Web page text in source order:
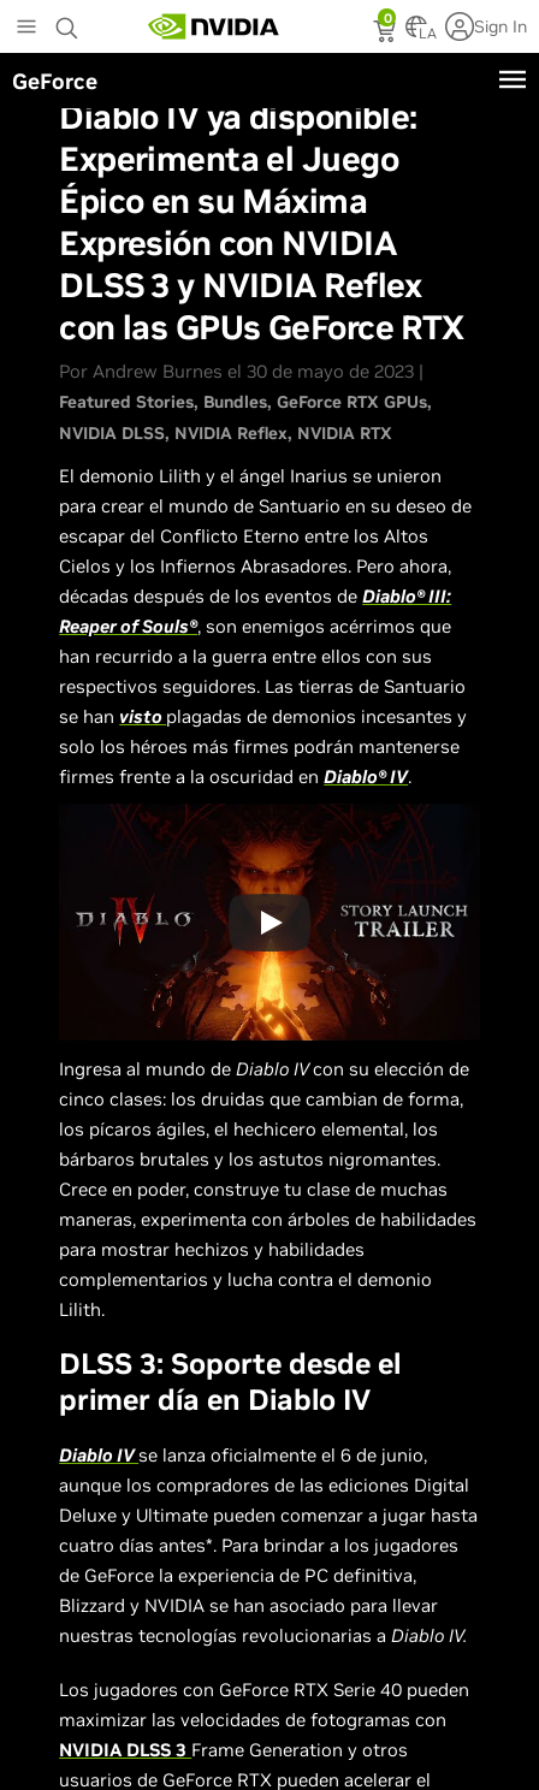
to
main
content
0
LA Sign In
GeForce
Diablo IV ya disponible:
Experimenta el Juego
Épico en su Máxima
Expresión con NVIDIA
DLSS 3 y NVIDIA Reflex
con las GPUs GeForce RTX
Por Andrew Burnes el 30 de mayo de 2023 |
Featured Stories Bundles GeForce RTX GPUs
NVIDIA DLSS NVIDIA Reflex NVIDIA RTX
El demonio Lilith y el ángel Inarius se unieron
para crear el mundo de Santuario en su deseo de
escapar del Conflicto Eterno entre los Altos
Cielos y los Infiernos Abrasadores. Pero ahora,
décadas después de los eventos deDiablo® III:
Reaper of Souls®, son enemigos acérrimos que
han recurrido a la guerra entre ellos con sus
respectivos seguidores. Las tierras de Santuario
se han visto plagadas de demonios incesantes y
solo los héroes más firmes podrán mantenerse
firmes frente a la oscuridad enDiablo®IV.
Ingresa al mundo de Diablo IVcon su elección de
cinco clases: los druidas que cambian de forma,
los pícaros ágiles, el hechicero elemental, los
bárbaros brutales y los astutos nigromantes.
Crece en poder, construye tu clase de muchas
maneras, experimenta con árboles de habilidades
para mostrar hechizos y habilidades
complementarios y lucha contra el demonio
Lilith.
DLSS 3: Soporte desde el
primer día en Diablo IV
Diablo IVse lanza oficialmente el 6 de junio,
aunque los compradores de las ediciones Digital
Deluxe y Ultimate pueden comenzar a jugar hasta
cuatro días antes*. Para brindar a los jugadores
de GeForce la experiencia de PC definitiva,
Blizzard y NVIDIA se han asociado para llevar
nuestras tecnologías revolucionarias a Diablo IV.
Los jugadores con GeForce RTX Serie 40 pueden
maximizar las velocidades de fotogramas con
NVIDIA DLSS 3 Frame Generation y otros
usuarios de GeForce RTX pueden acelerar el